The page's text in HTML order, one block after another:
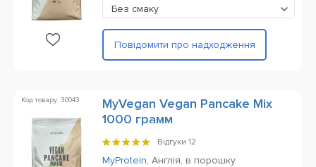
Без смаку
Повідомити про надходження
Код товару: 30043
MyVegan Vegan Pancake Mix
1000 грамм
Відгуки 12
MyProtein, Англія, в порошку